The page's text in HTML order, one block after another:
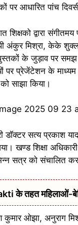
पर आधारित पांच
शिक्षको द्वारा
अंकुर मिश्रा, केके
के जुड़ाव पर समझ
पर प्रेजेंटेशन के
साझा किया।
डॉक्टर सत्य प्रकाश
खण्ड शिक्षा
सत्र को संचालित
के तहत महिलाओं-
ओझा, अनुराग